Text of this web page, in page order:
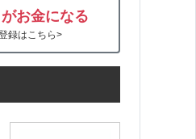
お金になる
録はこちら>